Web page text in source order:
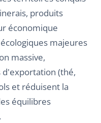
produits
économique
majeures
massive,
(thé,
et réduisent la
équilibres